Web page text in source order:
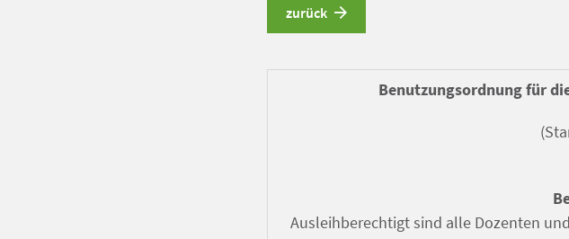
zurück
Benutzungsordnung für
Ausleihberechtigt sind alle Dozenten